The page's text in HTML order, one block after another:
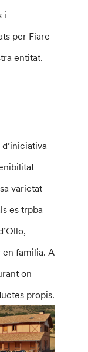
i
per Fiare
entitat.
varietat
es trpba
familia. A
on
propis.